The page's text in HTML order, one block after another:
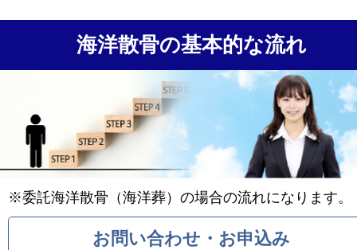
海洋散骨の基本的な流れ
※委託海洋散骨（海洋葬）の場合の流れになります。
お問い合わせ・お申込み